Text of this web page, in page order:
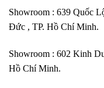
Showroom : 639 Quốc
Đức , TP. Hồ Chí Minh.
Showroom : 602 Kinh
Hồ Chí Minh.